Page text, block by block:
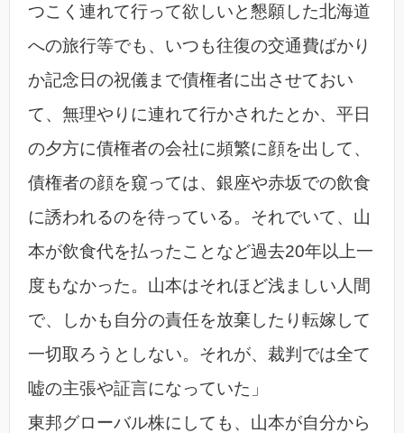
つこく連れて行って欲しいと懇願した北海道
への旅行等でも、いつも往復の交通費ばかり
か記念日の祝儀まで債権者に出させておい
て、無理やりに連れて行かされたとか、平日
の夕方に債権者の会社に頻繁に顔を出して、
債権者の顔を窺っては、銀座や赤坂での飲食
に誘われるのを待っている。それでいて、山
本が飲食代を払ったことなど過去20年以上一
度もなかった。山本はそれほど浅ましい人間
で、しかも自分の責任を放棄したり転嫁して
一切取ろうとしない。それが、裁判では全て
嘘の主張や証言になっていた」
東邦グローバル株にしても、山本が自分から